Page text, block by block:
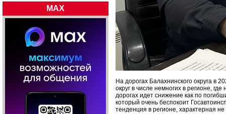
MAX
На дорогах Балахнинского округа в
округ в числе немногих в регионе,
дорогах идет снижение как по
который очень беспокоит
тенденция в регионе, характерная